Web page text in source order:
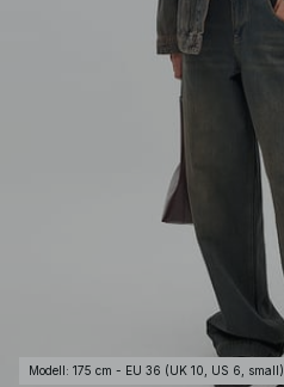
Modell : 175 cm - EU 36 (UK 10, US 6, small)